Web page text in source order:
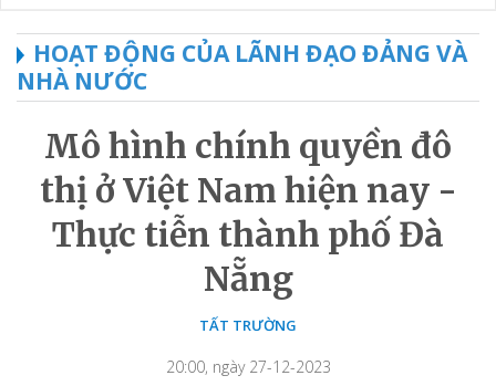
HOẠT ĐỘNG CỦA LÃNH ĐẠO ĐẢNG VÀ
NHÀ NƯỚC
Mô hình chính quyền đô
thị ở Việt Nam hiện nay -
Thực tiễn thành phố Đà
Nẵng
TẤT TRƯỜNG
20:00, ngày 27-12-2023